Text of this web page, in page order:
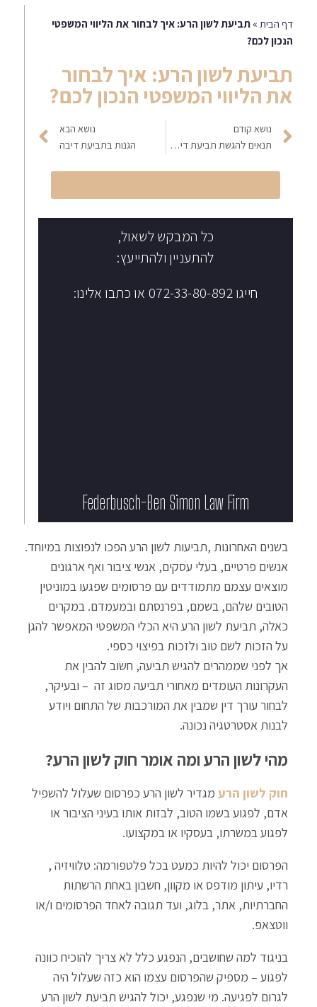
דף הבית» תביעת לשון הרע: איך לבחור את הליווי המשפטי
הנכון לכם?
תביעת לשון הרע: איך לבחור
את הליווי המשפטי הנכון לכם?
נושא קודם
תנאים להגשת תביעת דיבה – מדריך משפטי מלא
נושא הבא
הגנות בתביעת דיבה
כל המבקש לשאול,
להתעניין ולהתייעץ:
חייגו 072-33-80-892 או כתבו אלינו:
Federbusch-Ben Simon Law Firm​
בשנים האחרונות ,תביעות לשון הרע הפכו לנפוצות במיוחד.
אנשים פרטיים, בעלי עסקים, אנשי ציבור ואף ארגונים
מוצאים עצמם מתמודדים עם פרסומים שפגעו במוניטין
הטובים שלהם, בשמם, בפרנסתם ובמעמדם. במקרים
כאלה, תביעת לשון הרע היא הכלי המשפטי המאפשר להגן
על הזכות לשם טוב ולזכות בפיצוי כספי.
אך לפני שממהרים להגיש תביעה, חשוב להבין את
העקרונות העומדים מאחורי תביעה מסוג זה – ובעיקר,
לבחור עורך דין שמבין את המורכבות של התחום ויודע
לבנות אסטרטגיה נכונה.
מהי לשון הרע ומה אומר חוק לשון הרע?
חוק לשון הרע מגדיר לשון הרע כפרסום שעלול להשפיל
אדם, לפגוע בשמו הטוב, לבזות אותו בעיני הציבור או
לפגוע במשרתו, בעסקיו או במקצועו.
הפרסום יכול להיות כמעט בכל פלטפורמה: טלוויזיה ,
רדיו, עיתון מודפס או מקוון, חשבון באחת הרשתות
החברתיות, אתר, בלוג, ועד תגובה לאחד הפרסומים ו/או
ווטצאפ.
בניגוד למה שחושבים, הנפגע כלל לא צריך להוכיח כוונה
לפגוע – מספיק שהפרסום עצמו הוא כזה שעלול היה
לגרום לפגיעה. מי שנפגע, יכול להגיש תביעת לשון הרע